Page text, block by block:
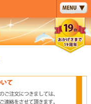
ペー
ジト
ップ
へ